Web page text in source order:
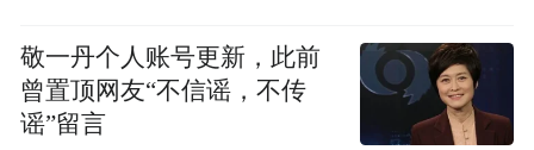
敬一丹个人账号更新，此前
曾置顶网友“不信谣，不传
谣”留言